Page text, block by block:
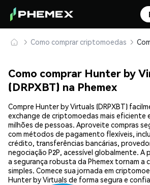
Como comprar criptomoedas
Como comprar Hunter by
(DRPXBT) na Phemex
Compre Hunter by Virtuals (DRPXBT)
exchange de criptomoedas mais eficiente
milhões de pessoas. Aproveite compras
com métodos de pagamento flexíveis,
crédito, transferências bancárias,
negociação P2P, acessível globalmente.
a segurança robusta da Phemex tornam a
simples. Comece sua jornada em
Hunter by Virtuals de forma segura e